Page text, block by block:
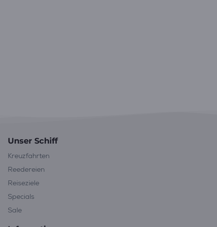
Unser Schiff
Kreuzfahrten
Reedereien
Reiseziele
Specials
Sale